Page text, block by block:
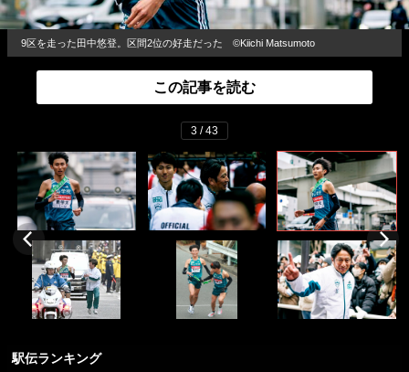
9区を走った田中悠登。区間2位の好走だった ©Kiichi Matsumoto
この記事を読む
3 / 43
駅伝ランキング